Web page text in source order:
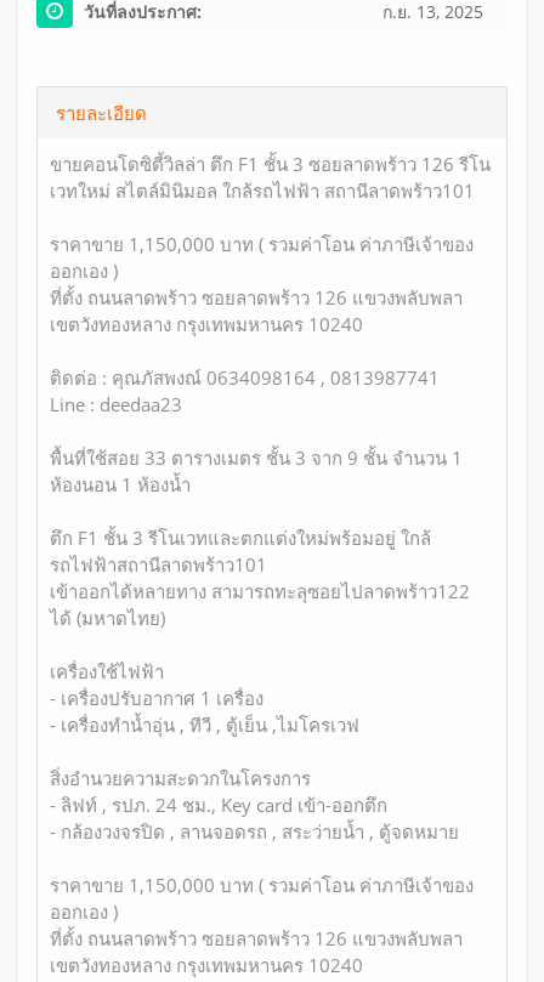
วันที่ลงประกาศ: ก.ย. 13, 2025
รายละเอียด
ขายคอนโดซิตี้วิลล่า ตึก F1 ชั้น 3 ซอยลาดพร้าว 126 รีโน
เวทใหม่ สไตล์มินิมอล ใกล้รถไฟฟ้า สถานีลาดพร้าว101
ราคาขาย 1,150,000 บาท ( รวมค่าโอน ค่าภาษีเจ้าของ
ออกเอง )
ที่ตั้ง ถนนลาดพร้าว ซอยลาดพร้าว 126 แขวงพลับพลา
เขตวังทองหลาง กรุงเทพมหานคร 10240
ติดต่อ : คุณภัสพงณ์ 0634098164 , 0813987741
Line : deedaa23
พื้นที่ใช้สอย 33 ตารางเมตร ชั้น 3 จาก 9 ชั้น จำนวน 1
ห้องนอน 1 ห้องน้ำ
ตึก F1 ชั้น 3 รีโนเวทและตกแต่งใหม่พร้อมอยู่ ใกล้
รถไฟฟ้าสถานีลาดพร้าว101
เข้าออกได้หลายทาง สามารถทะลุซอยไปลาดพร้าว122
ได้ (มหาดไทย)
เครื่องใช้ไฟฟ้า
- เครื่องปรับอากาศ 1 เครื่อง
- เครื่องทำน้ำอุ่น , ทีวี , ตู้เย็น ,ไมโครเวฟ
สิ่งอำนวยความสะดวกในโครงการ
- ลิฟท์ , รปภ. 24 ชม., Key card เข้า-ออกตึก
- กล้องวงจรปิด , ลานจอดรถ , สระว่ายน้ำ , ตู้จดหมาย
ราคาขาย 1,150,000 บาท ( รวมค่าโอน ค่าภาษีเจ้าของ
ออกเอง )
ที่ตั้ง ถนนลาดพร้าว ซอยลาดพร้าว 126 แขวงพลับพลา
เขตวังทองหลาง กรุงเทพมหานคร 10240